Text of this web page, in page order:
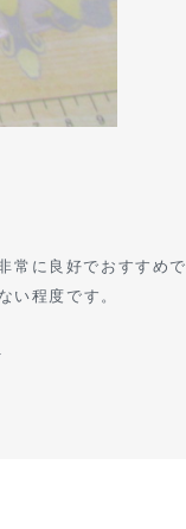
常に良好でおすすめで
い程度です。